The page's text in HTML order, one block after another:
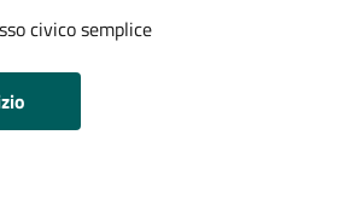
civico semplice